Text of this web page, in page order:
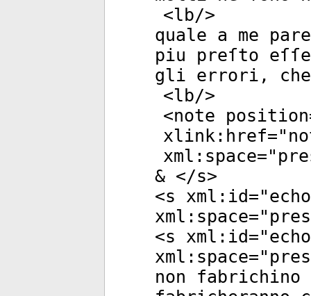
<lb/>
quale a me
piu preſto
gli errori, che
<lb/>
<note position
xlink:href="
xml:space="
& </s>
<s xml:id="
xml:space="
<s xml:id="
xml:space="
non fabrichino